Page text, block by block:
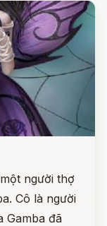
người thợ
Cô là người
Gamba đã